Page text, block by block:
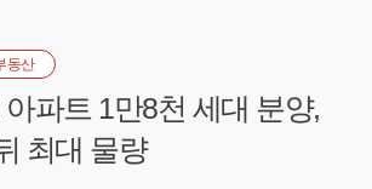
동산
파트 1만8천 세대 분양,
최대 물량